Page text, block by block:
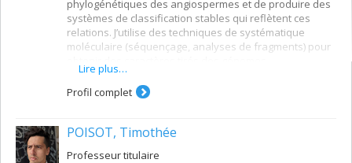
phylogénétiques des angiospermes et de produire des
systèmes de classification stables qui reflètent ces
relations. J’utilise des techniques de systématique
moléculaire (séquençage, analyses de fragments) pour
chloroplastique et nucléaire, tout en les intégrant à des
données morphologiques.
Systématique moléculaire des Légumineuses et
du genre Rosa
Lire plus…
Profil complet
POISOT, Timothée
Professeur titulaire